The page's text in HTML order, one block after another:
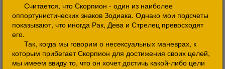
Считается, что Скорпион - один из наиболее
оппортунистических знаков Зодиака. Однако мои подсчеты
показывают, что иногда Рак, Дева и Стрелец превосходят
его.
Так, когда мы говорим о несексуальных маневрах, к
которым прибегает Скорпион для достижения своих целей,
мы имеем ввиду то, что он хочет достичь какой-либо цели